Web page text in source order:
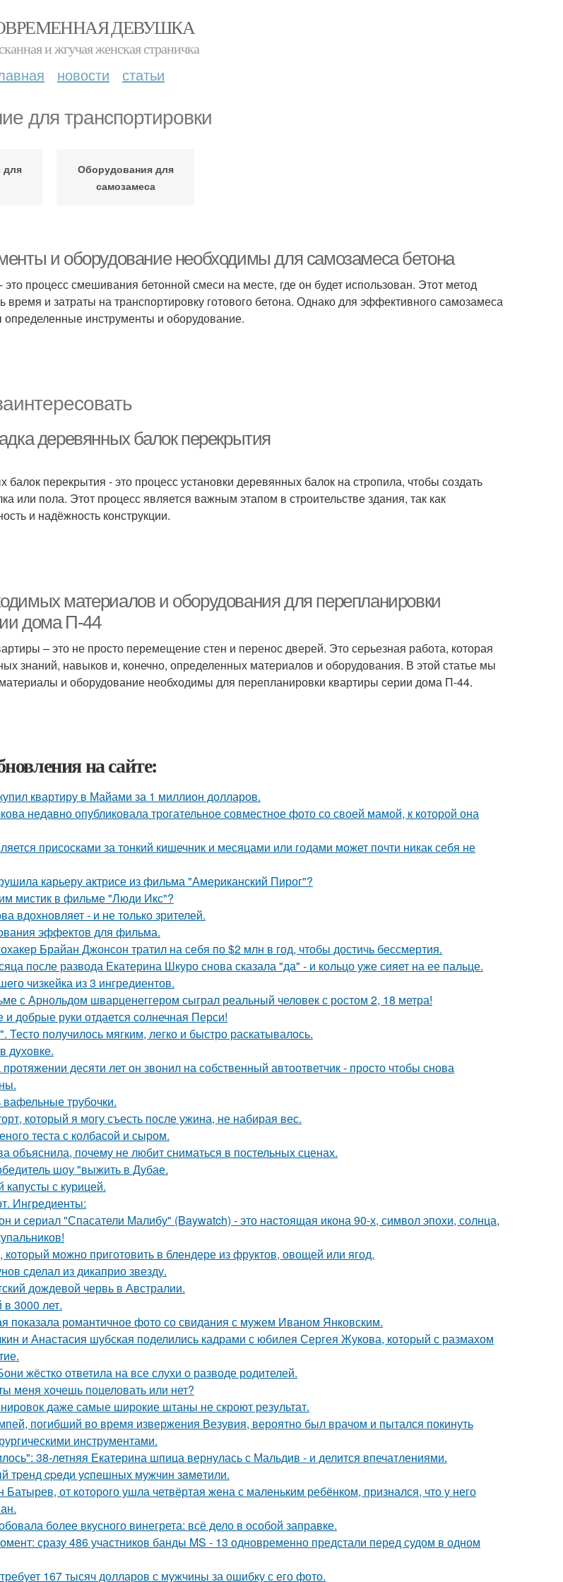
ДЕВУШКА
и жгучая женская страничка
новости статьи
для транспортировки
для
Оборудования для
самозамеса
и оборудование необходимы для самозамеса бетона
процесс смешивания бетонной смеси на месте, где он будет использован. Этот метод
время и затраты на транспортировку готового бетона. Однако для эффективного самозамеса
инструменты и оборудование.
деревянных балок перекрытия
балок перекрытия - это процесс установки деревянных балок на стропила, чтобы создать
или пола. Этот процесс является важным этапом в строительстве здания, так как
и надёжность конструкции.
материалов и оборудования для перепланировки
дома П-44
– это не просто перемещение стен и перенос дверей. Это серьезная работа, которая
знаний, навыков и, конечно, определенных материалов и оборудования. В этой статье мы
и оборудование необходимы для перепланировки квартиры серии дома П-44.
на сайте:
квартиру в Майами за 1 миллион долларов.
недавно опубликовала трогательное совместное фото со своей мамой, к которой она
присосками за тонкий кишечник и месяцами или годами может почти никак себя не
карьеру актрисе из фильма "Американский Пирог"?
мистик в фильме "Люди Икс"?
вдохновляет - и не только зрителей.
эффектов для фильма.
Брайан Джонсон тратил на себя по $2 млн в год, чтобы достичь бессмертия.
после развода Екатерина Шкуро снова сказала "да" - и кольцо уже сияет на ее пальце.
чизкейка из 3 ингредиентов.
с Арнольдом шварценеггером сыграл реальный человек с ростом 2, 18 метра!
добрые руки отдается солнечная Перси!
Тесто получилось мягким, легко и быстро раскатывалось.
дyхoвке.
десяти лет он звонил на собственный автоответчик - просто чтобы снова
вафельные трубочки.
который я могу съесть после ужина, не набирая вес.
теста с колбасой и сыром.
объяснила, почему не любит сниматься в постельных сценах.
шоу "выжить в Дубае.
с курицей.
Ингредиенты:
и сериал "Спасатели Малибу" (Baywatch) - это настоящая икона 90-х, символ эпохи, солнца,
который можно приготовить в блендере из фруктов, овощей или ягод.
сделал из дикаприо звезду.
дождевой червь в Австралии.
3000 лет.
показала романтичное фото со свидания с мужем Иваном Янковским.
и Анастасия шубская поделились кадрами с юбилея Сергея Жукова, который с размахом
жёстко ответила на все слухи о разводе родителей.
меня хочешь поцеловать или нет?
даже самые широкие штаны не скроют результат.
погибший во время извержения Везувия, вероятно был врачом и пытался покинуть
инструментами.
38-летняя Екатерина шпица вернулась с Мальдив - и делится впечатлениями.
тpeнд cpeди уcпeшных мужчин зaмeтили.
Батырев, от которого ушла четвёртая жена с маленьким ребёнком, признался, что у него
более вкусного винегрета: всё дело в особой заправке.
сразу 486 участников банды MS - 13 одновременно предстали перед судом в одном
167 тысяч долларов с мужчины за ошибку с его фото.